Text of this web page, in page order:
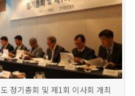
정기총회 및 제1회 이사회 개최